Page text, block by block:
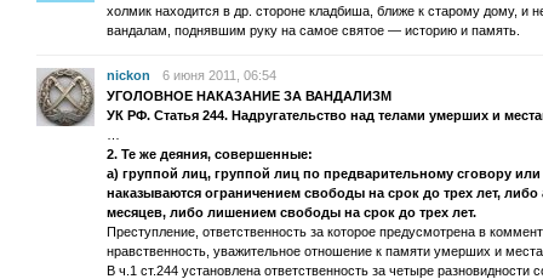
холмик находится в др. стороне кладбиша, ближе к старому дому, и
вандалам, поднявшим руку на самое святое — историю и память.
nickon
6 июня 2011, 06:54
УГОЛОВНОЕ НАКАЗАНИЕ ЗА ВАНДАЛИЗМ
УК РФ. Статья 244. Надругательство над телами умерших и
2. Те же деяния, совершенные:
а) группой лиц, группой лиц по предварительному сговору
наказываются ограничением свободы на срок до трех лет, либо
месяцев, либо лишением свободы на срок до трех лет.
Преступление, ответственность за которое предусмотрена в
нравственность, уважительное отношение к памяти умерших и
В ч.1 ст.244 установлена ответственность за четыре разновидности